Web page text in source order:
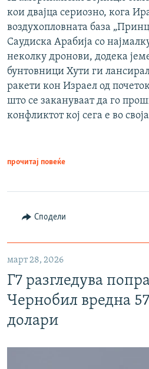
кои двајца сериозно, кога
воздухопловната база
Саудиска Арабија со
неколку дронови, додека
бунтовници Хути ги
ракети кон Израел од
што се закануваат да го
конфликтот кој сега е во
прочитај повеќе
Сподели
март 28, 2026
Г7 разгледува
Чернобил вредна
долари